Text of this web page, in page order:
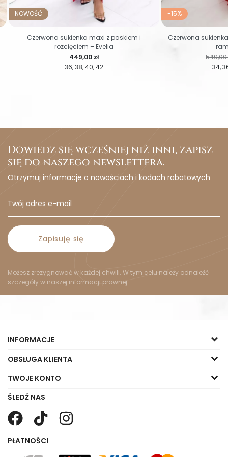
NOWOŚĆ
36 38 40 42
Cena
449,00 zł
Czerwona sukienka maxi z paskiem i
rozcięciem – Evelia
-15%
34
Cena
549,00
Czerwona
Dowiedz się wcześniej niż inni, zapisz
się do naszego newslettera.
Otrzymuj informacje o nowościach i kodach rabatowych
Zapisuję się
Możesz zrezygnować w każdej chwili. W tym celu należy odnaleźć
szczegóły w naszej informacji prawnej.
INFORMACJE
OBSŁUGA KLIENTA
TWOJE KONTO
ŚLEDŹ NAS
PŁATNOŚCI